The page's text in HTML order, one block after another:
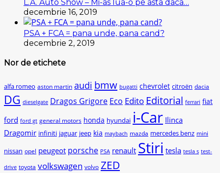
L.A. Auto Show – Mi-as lua-o pe asta daca…
decembrie 16, 2019
PSA + FCA = pana unde, pana cand?
decembrie 2, 2019
Nor de etichete
alfa romeo aston martin audi bmw bugatti chevrolet citroën dacia
DG dieselgate Dragos Grigore Eco Edito Editorial ferrari fiat
ford ford gt general motors honda hyundai i-Car Ilinca
Dragomir infiniti jaguar jeep kia maybach mazda mercedes benz mini
nissan opel peugeot porsche PSA renault Stiri tesla tesla s test-
drive toyota volkswagen volvo ZED